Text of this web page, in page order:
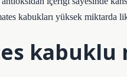
kabukları yüksek miktarda